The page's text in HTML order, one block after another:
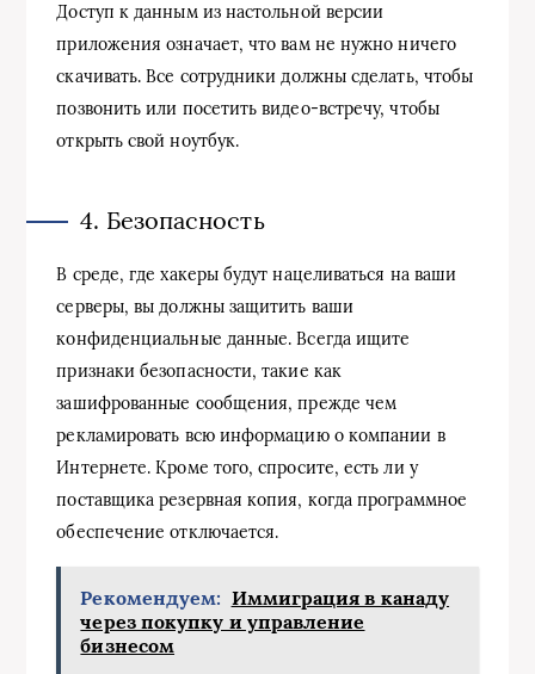
Доступ к данным из настольной версии
приложения означает, что вам не нужно ничего
скачивать. Все сотрудники должны сделать, чтобы
позвонить или посетить видео-встречу, чтобы
открыть свой ноутбук.
4. Безопасность
В среде, где хакеры будут нацеливаться на ваши
серверы, вы должны защитить ваши
конфиденциальные данные. Всегда ищите
признаки безопасности, такие как
зашифрованные сообщения, прежде чем
рекламировать всю информацию о компании в
Интернете. Кроме того, спросите, есть ли у
поставщика резервная копия, когда программное
обеспечение отключается.
Рекомендуем: Иммиграция в канаду
через покупку и управление
бизнесом